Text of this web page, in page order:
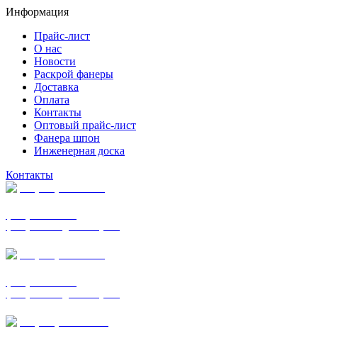
Информация
Прайс-лист
О нас
Новости
Раскрой фанеры
Доставка
Оплата
Контакты
Оптовый прайс-лист
Фанера шпон
Инженерная доска
Контакты